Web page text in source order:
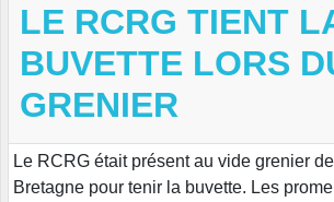
LE RCRG TIENT
BUVETTE LORS
GRENIER
Le RCRG était présent au vide grenier
Bretagne pour tenir la buvette. Les